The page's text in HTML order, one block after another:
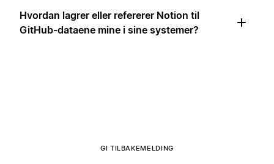
Hvordan lagrer eller refererer Notion til
GitHub-dataene mine i sine systemer?
GI TILBAKEMELDING